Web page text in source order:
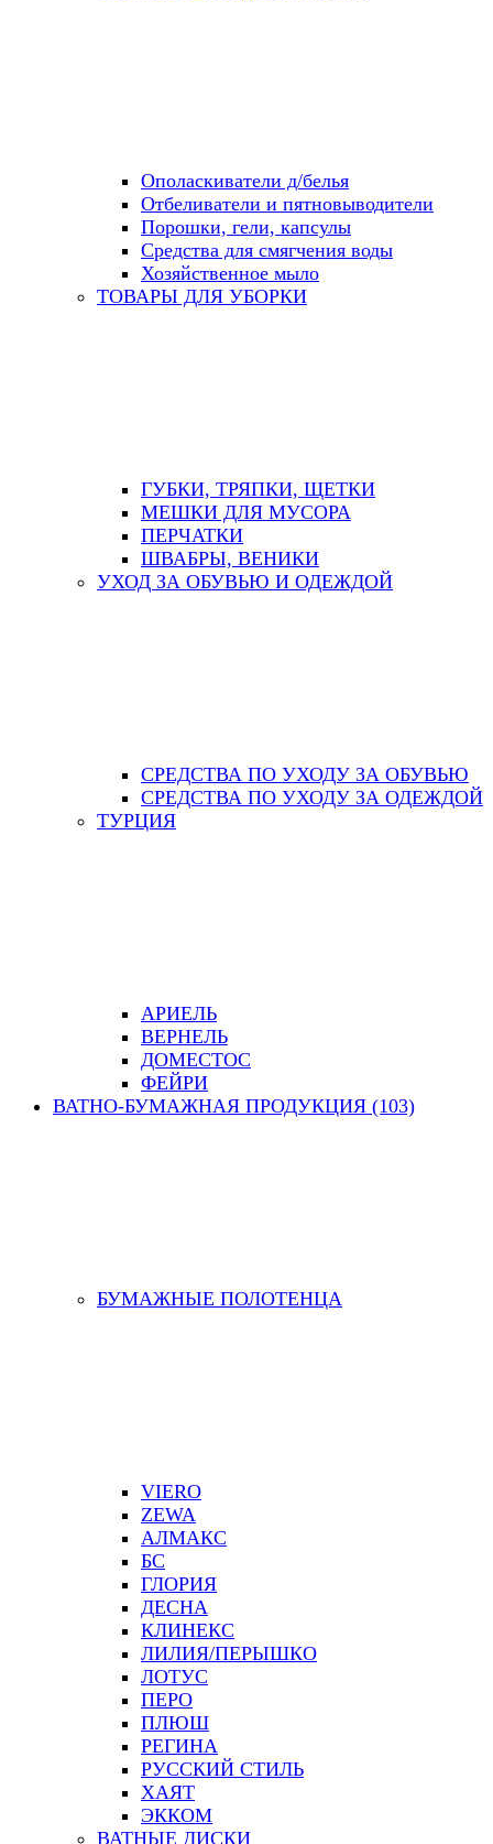
Ополаскиватели д/белья
Отбеливатели и пятновыводители
Порошки, гели, капсулы
Средства для смягчения воды
Хозяйственное мыло
ТОВАРЫ ДЛЯ УБОРКИ
ГУБКИ, ТРЯПКИ, ЩЕТКИ
МЕШКИ ДЛЯ МУСОРА
ПЕРЧАТКИ
ШВАБРЫ, ВЕНИКИ
УХОД ЗА ОБУВЬЮ И ОДЕЖДОЙ
СРЕДСТВА ПО УХОДУ ЗА ОБУВЬЮ
СРЕДСТВА ПО УХОДУ ЗА ОДЕЖДОЙ
ТУРЦИЯ
АРИЕЛЬ
ВЕРНЕЛЬ
ДОМЕСТОС
ФЕЙРИ
ВАТНО-БУМАЖНАЯ ПРОДУКЦИЯ (103)
БУМАЖНЫЕ ПОЛОТЕНЦА
VIERO
ZEWA
АЛМАКС
БС
ГЛОРИЯ
ДЕСНА
КЛИНЕКС
ЛИЛИЯ/ПЕРЫШКО
ЛОТУС
ПЕРО
ПЛЮШ
РЕГИНА
РУССКИЙ СТИЛЬ
ХАЯТ
ЭККОМ
ВАТНЫЕ ДИСКИ